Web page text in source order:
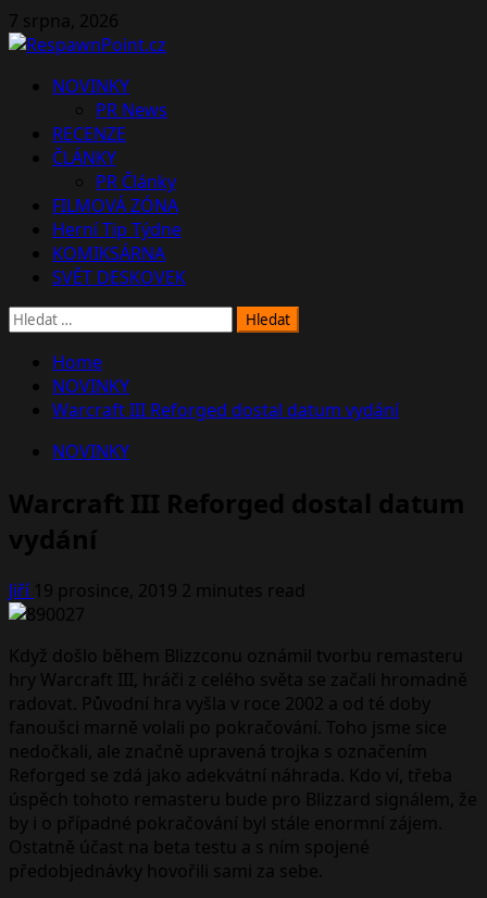
Skip
to
7 srpna, 2026
PrimaryNOVINKY
PR News
RECENZE
ČLÁNKY
PR Články
FILMOVÁ ZÓNA
Herní Tip Týdne
KOMIKSÁRNA
SVĚT DESKOVEK
Vyhledávání
Home
NOVINKY
Warcraft III Reforged dostal datum vydání
NOVINKY
Warcraft III Reforged dostal datum
vydání
Jiří 19 prosince, 2019 2 minutes read
Když došlo během Blizzconu oznámil tvorbu remasteru
hry Warcraft III, hráči z celého světa se začali hromadně
radovat. Původní hra vyšla v roce 2002 a od té doby
fanoušci marně volali po pokračování. Toho jsme sice
nedočkali, ale značně upravená trojka s označením
Reforged se zdá jako adekvátní náhrada. Kdo ví, třeba
úspěch tohoto remasteru bude pro Blizzard signálem, že
by i o případné pokračování byl stále enormní zájem.
Ostatně účast na beta testu a s ním spojené
předobjednávky hovořili sami za sebe.